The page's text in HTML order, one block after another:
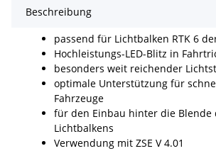
Beschreibung
passend für Lichtbalken RTK 6
Hochleistungs-LED-Blitz in
besonders weit reichender
optimale Unterstützung für
Fahrzeuge
für den Einbau hinter die Blende
Lichtbalkens
Verwendung mit ZSE V 4.01